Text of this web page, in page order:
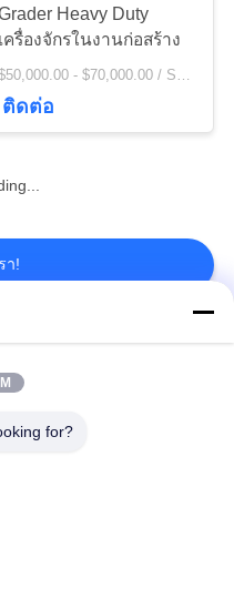
นส่วน
68
วน
Heavy Duty
เครื่องจักรในงานก่อสร้าง
$50,000.00 - $70,000.00 / Set MOQ:1 ตั้ง / ชุด
ติดต่อ
า!
เฟืองเฟืองเกียร์เอียง
for?